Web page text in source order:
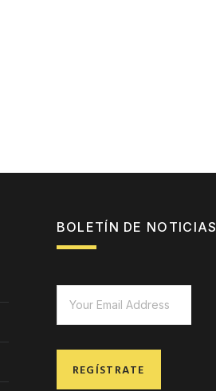
BOLETÍN DE NOTICIAS
REGÍSTRATE